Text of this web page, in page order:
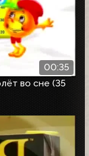
00:35
во сне (35